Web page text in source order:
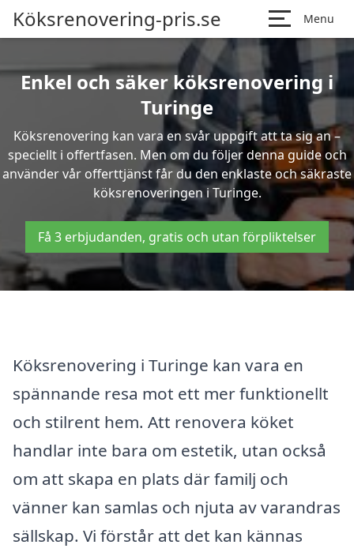
Köksrenovering-pris.se Menu
Enkel och säker köksrenovering i
Turinge
Köksrenovering kan vara en svår uppgift att ta sig an –
speciellt i offertfasen. Men om du följer denna guide och
använder vår offerttjänst får du den enklaste och säkraste
köksrenoveringen i Turinge.
Få 3 erbjudanden, gratis och utan förpliktelser
Köksrenovering i Turinge kan vara en
spännande resa mot ett mer funktionellt
och stilrent hem. Att renovera köket
handlar inte bara om estetik, utan också
om att skapa en plats där familj och
vänner kan samlas och njuta av varandras
sällskap. Vi förstår att det kan kännas